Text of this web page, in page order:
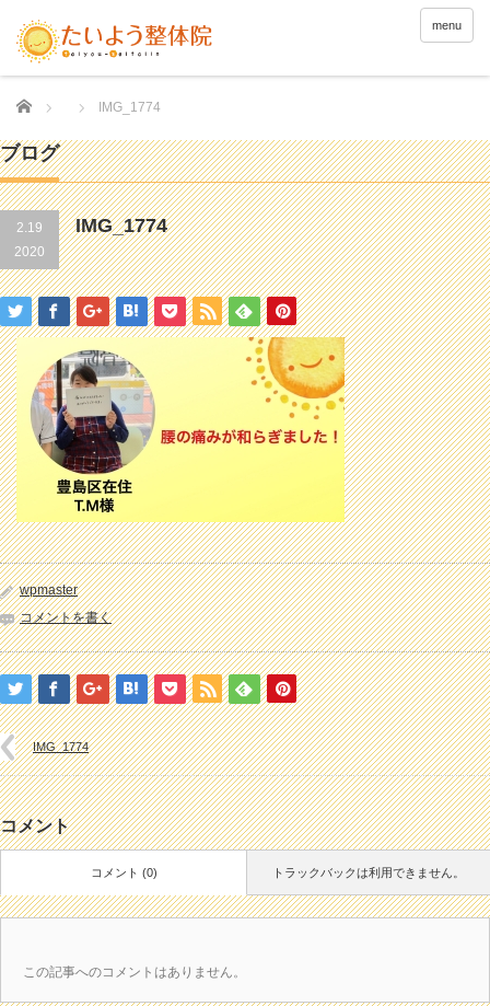
menu
Home IMG_1774
ブログ
2.19
2020
IMG_1774
wpmaster
コメントを書く
IMG_1774
コメント
トラックバックは利用できません。
コメント (0)
この記事へのコメントはありません。